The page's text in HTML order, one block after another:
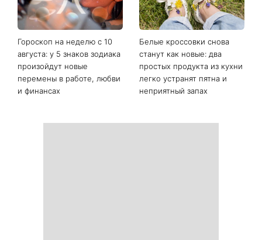
Гороскоп на неделю с 10
августа: у 5 знаков зодиака
произойдут новые
перемены в работе, любви
и финансах
Белые кроссовки снова
станут как новые: два
простых продукта из кухни
легко устранят пятна и
неприятный запах